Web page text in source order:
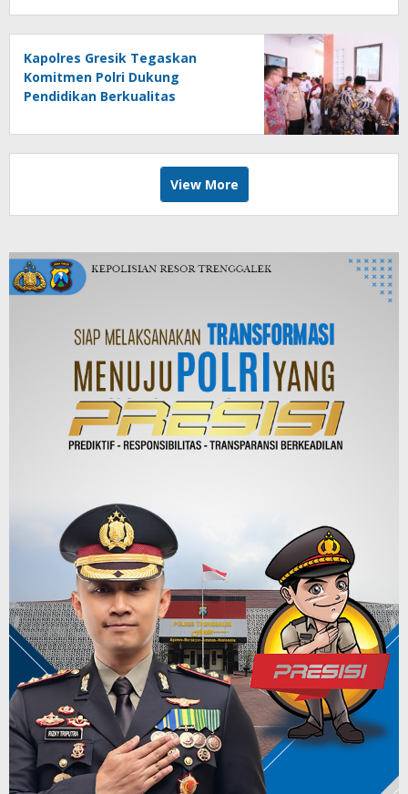
Kapolres Gresik Tegaskan
Komitmen Polri Dukung
Pendidikan Berkualitas
View More